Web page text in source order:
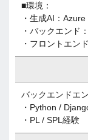
■環境：
・生成AI：
・バックエンド
・フロントエン
バックエンドエ
・Python /
・PL / SPL経験